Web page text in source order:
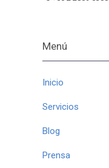
Menú
Inicio
Servicios
Blog
Prensa